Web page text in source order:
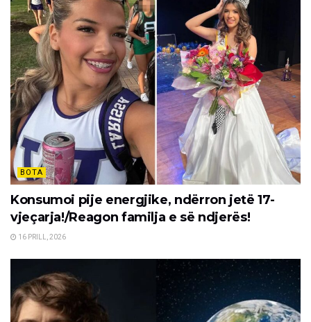
BOTA
Konsumoi pije energjike, ndërron jetë 17-
vjeçarja!/Reagon familja e së ndjerës!
16 PRILL, 2026